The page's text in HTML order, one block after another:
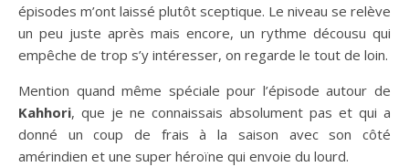
épisodes m’ont laissé plutôt sceptique. Le niveau se relève
un peu juste après mais encore, un rythme décousu qui
empêche de trop s’y intéresser, on regarde le tout de loin.
Mention quand même spéciale pour l’épisode autour de
Kahhori, que je ne connaissais absolument pas et qui a
donné un coup de frais à la saison avec son côté
amérindien et une super héroïne qui envoie du lourd.